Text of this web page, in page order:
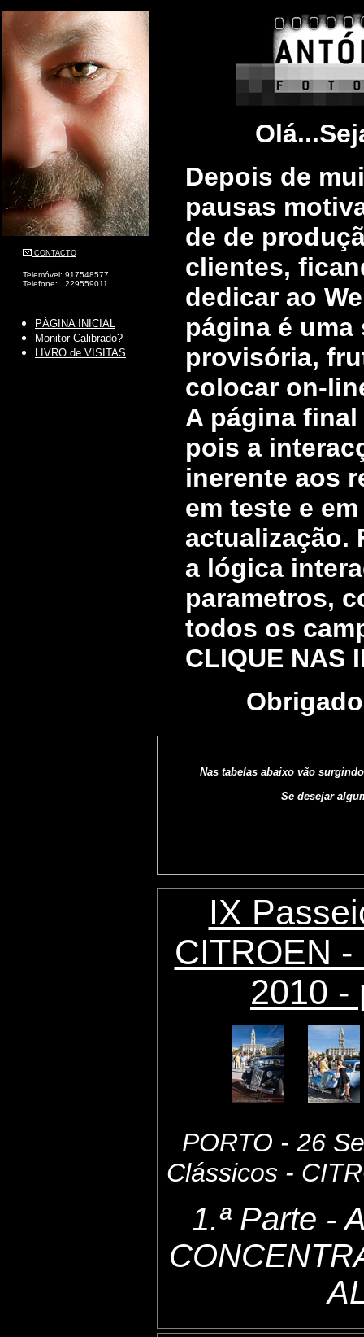
CONTACTO
Telemóvel: 917548577
Telefone: 229559011
PÁGINA INICIAL
Monitor Calibrado?
LIVRO de VISITAS
Depois de
pausas
de de
clientes,
dedicar ao
página é
provisória,
colocar on-
A página
pois a
inerente aos
em teste e
actualização.
a lógica
parametros,
todos os
CLIQUE NAS
Nas tabelas abaixo vão
Se desejar
IX
CITROEN -
2010 -
PORTO - 26
Clássicos -
1.ª Parte -